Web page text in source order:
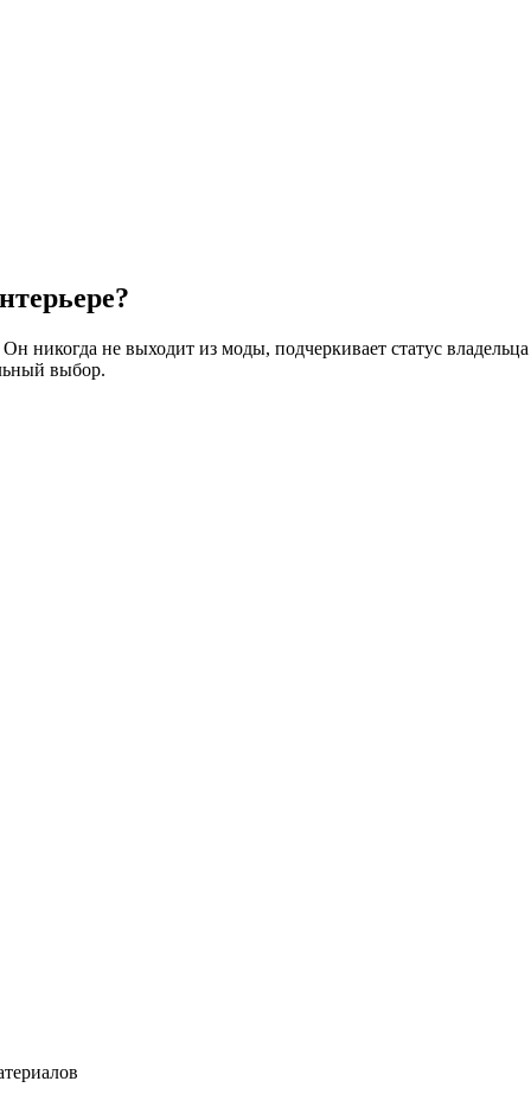
никогда не выходит из моды, подчеркивает статус
выбор.